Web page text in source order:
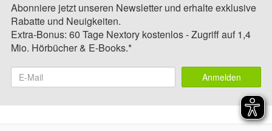
Abonniere jetzt unseren Newsletter und erhalte exklusive
Rabatte und Neuigkeiten.
Extra-Bonus: 60 Tage Nextory kostenlos - Zugriff auf 1,4
Mio. Hörbücher & E-Books.*
Anmelden